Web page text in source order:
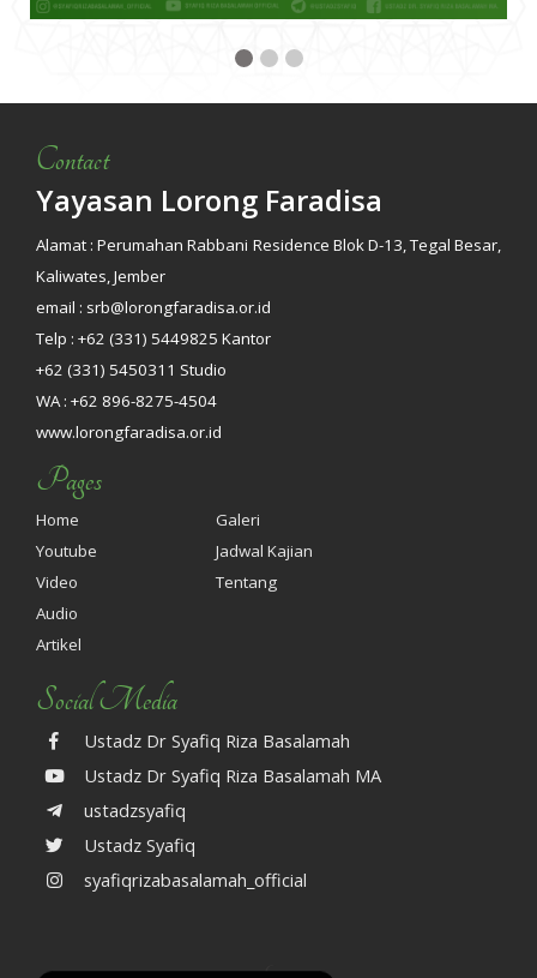
Contact
Yayasan Lorong Faradisa
Alamat : Perumahan Rabbani Residence Blok D-13, Tegal Besar,
Kaliwates, Jember
email : srb@lorongfaradisa.or.id
Telp : +62 (331) 5449825 Kantor
+62 (331) 5450311 Studio
WA : +62 896-8275-4504
www.lorongfaradisa.or.id
Pages
Home
Youtube
Video
Audio
Artikel
Galeri
Jadwal Kajian
Tentang
Social Media
Ustadz Dr Syafiq Riza Basalamah
Ustadz Dr Syafiq Riza Basalamah MA
ustadzsyafiq
Ustadz Syafiq
syafiqrizabasalamah_official